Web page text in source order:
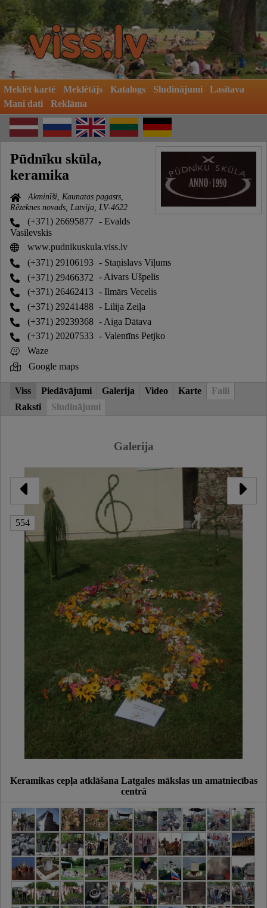
Meklēt kartē Meklētājs Katalogs Sludinājumi
Lasītava
Mani dati
Reklāma
Pūdnīku skūla,
keramika
Akminīši, Kaunatas pagasts,
Rēzeknes novads, Latvija, LV-4622
(+371) 26695877 - Evalds
Vasilevskis
www.pudnikuskula.viss.lv
(+371) 29106193 - Staņislavs Viļums
(+371) 29466372 - Aivars Ušpelis
(+371) 26462413 - Ilmārs Vecelis
(+371) 29241488 - Lilija Zeiļa
(+371) 29239368 - Aiga Dātava
(+371) 20207533 - Valentīns Petjko
Waze
Google maps
Viss Piedāvājumi Galerija Video Karte
Faili
Raksti
Sludinājumi
Galerija
554
Keramikas cepļa atklāšana Latgales mākslas un amatniecības
centrā